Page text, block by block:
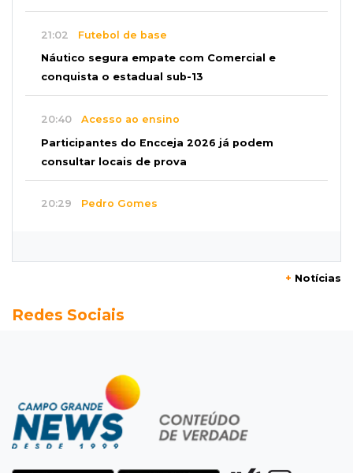
21:02 Futebol de base
Náutico segura empate com Comercial e
conquista o estadual sub-13
20:40 Acesso ao ensino
Participantes do Encceja 2026 já podem
consultar locais de prova
20:29 Pedro Gomes
Pantanal treina em Goiânia antes de jogo que
Campeonato Brasileiro
Remo busca empate com Atlético-MG e segue
na zona de rebaixamento
+ Notícias
Redes Sociais